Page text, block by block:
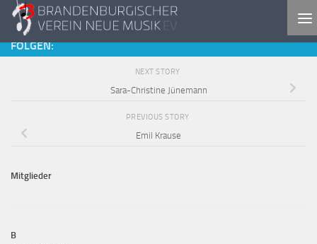
Skip to content
FOLGEN:
NEXT STORY
Sara-Christine Jünemann
PREVIOUS STORY
Emil Krause
Mitglieder
B